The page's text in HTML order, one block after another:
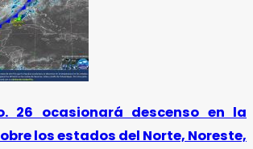
26 ocasionará descenso en la
los estados del Norte, Noreste,